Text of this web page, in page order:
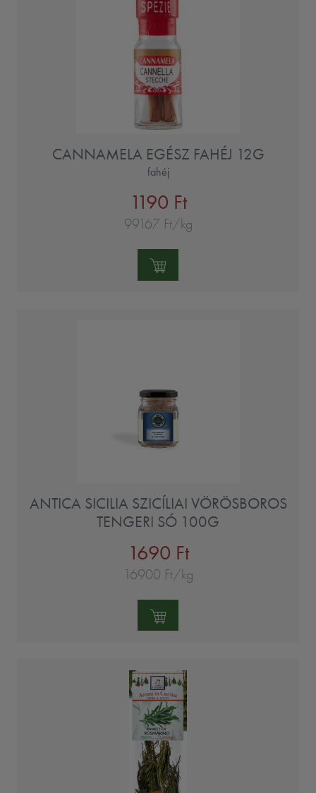
CANNAMELA EGÉSZ FAHÉJ 12G
fahéj
1190 Ft
99167 Ft/kg
Mennyiség:
ANTICA SICILIA SZICÍLIAI VÖRÖSBOROS
TENGERI SÓ 100G
1690 Ft
16900 Ft/kg
Mennyiség: